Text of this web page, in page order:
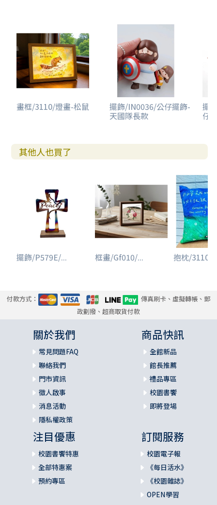
畫框/3110/燈畫-松鼠 擺飾/IN0036/公仔擺飾-
天國隊長款
擺
仔
其他人也買了
擺飾/P579E/... 框畫/Gf010/... 抱枕/3110/
付款方式：
傳真刷卡、虛擬轉帳、郵
政劃撥、超商取貨付款
關於我們
常見問題FAQ
聯絡我們
門市資訊
徵人啟事
消息活動
隱私權政策
商品快訊
全館新品
館長推薦
禮品專區
校園書饗
即將登場
注目優惠
校園書饗特惠
全部特惠案
預約專區
訂閱服務
校園電子報
《每日活水》
《校園雜誌》
OPEN學習